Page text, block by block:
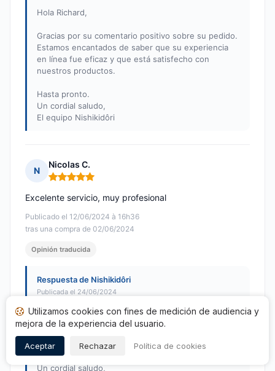
Hola Richard,
Gracias por su comentario positivo sobre su pedido.
Estamos encantados de saber que su experiencia
en línea fue eficaz y que está satisfecho con
nuestros productos.
Hasta pronto.
Un cordial saludo,
El equipo Nishikidôri
N
Nicolas C.
Nota: 5 de 5
Publicado el 12/06/2024 à 16h36
tras una compra de 02/06/2024
Excelente servicio, muy profesional
Opinión traducida
Respuesta de Nishikidôri
Publicada el 24/06/2024
Hola Nicolas,
Hasta pronto.
Un cordial saludo,
Utilizamos cookies con fines de medición de audiencia y
mejora de la experiencia del usuario.
Aceptar Rechazar Política de cookies